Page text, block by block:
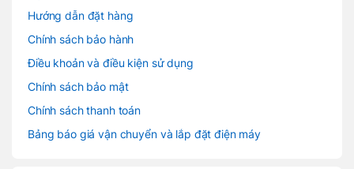
Hướng dẫn đặt hàng
Chính sách bảo hành
Điều khoản và điều kiện sử dụng
Chính sách bảo mật
Chính sách thanh toán
Bảng báo giá vận chuyển và lắp đặt điện máy